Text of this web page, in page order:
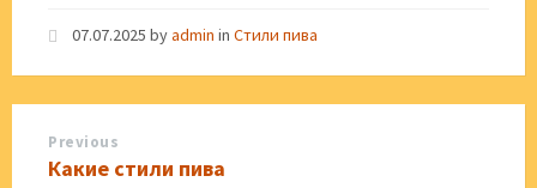
07.07.2025 byadmin in Стили пива
Previous
Какие стили пива